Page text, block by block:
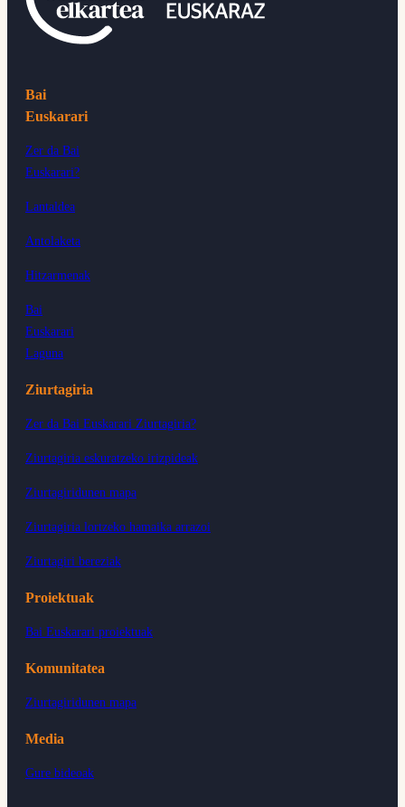
Bai
Euskarari
Zer da Bai
Euskarari?
Lantaldea
Antolaketa
Hitzarmenak
Bai
Euskarari
Laguna
Ziurtagiria
Zer da Bai Euskarari Ziurtagiria?
Ziurtagiria eskuratzeko irizpideak
Ziurtagiridunen mapa
Ziurtagiria lortzeko hamaika arrazoi
Ziurtagiri bereziak
Proiektuak
Bai Euskarari proiektuak
Komunitatea
Ziurtagiridunen mapa
Media
Gure bideoak